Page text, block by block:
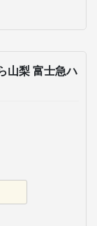
山梨 富士急ハ